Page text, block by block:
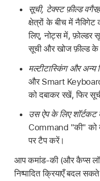
सूची, टेक्स्ट फ़ील्ड
क्षेत्रों के बीच में
लिए, नोट्स में, फ़ोल्डर
सूची और खोज फ़ील्ड के
मल्टीटास्किंग और अन्य
और Smart
को दबाकर रखें, फिर
उस ऐप के लिए
Command "की" को
पर टैप करें।
आप कमांड-की (और कैप्स लॉक
निष्पादित क्रियाएँ बदल